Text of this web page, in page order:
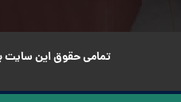
تمامی حقوق این سایت